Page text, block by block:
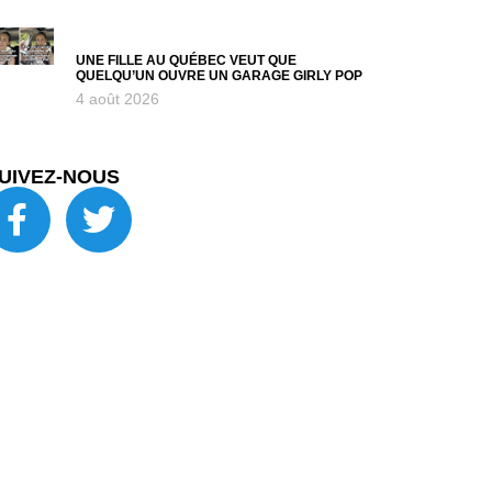
UNE FILLE AU QUÉBEC VEUT QUE
QUELQU’UN OUVRE UN GARAGE GIRLY POP
4 août 2026
NOUS